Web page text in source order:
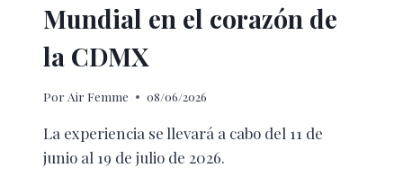
Mundial en el corazón de
la CDMX
Por Air Femme 08/06/2026
La experiencia se llevará a cabo del 11 de
junio al 19 de julio de 2026.